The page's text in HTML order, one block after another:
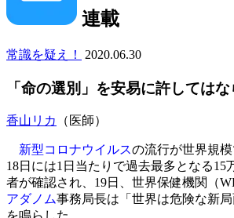
連載
常識を疑え！ 2020.06.30
「命の選別」を安易に許しては
香山リカ （医師）
新型コロナウイルスの流行が世界規
18日には1日当たりで過去最多となる15
者が確認され、19日、世界保健機関（
アダノム事務局長は「世界は危険な新